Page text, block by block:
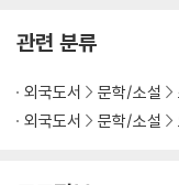
관련 분류
외국도서 문학/소설
외국도서
문학/소설